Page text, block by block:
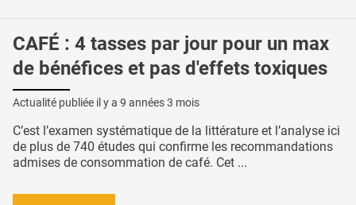
CAFÉ : 4 tasses par jour pour un max
de bénéfices et pas d'effets toxiques
Actualité publiée il y a 9 années 3 mois
C’est l’examen systématique de la littérature et l’analyse ici
de plus de 740 études qui confirme les recommandations
admises de consommation de café. Cet ...